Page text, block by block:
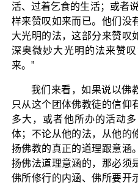
活、过着乞食的生活；或者
样来赞叹如来而已。他们没
大光明的法，这部分来赞叹
深奥微妙大光明的法来赞
来。”
我们来看，如果说以佛
只从这个团体佛教徒的信仰
多大，或者他所办的活动
体；不论从他的法，从他的
扬佛教的真正的道理跟意涵
扬佛法道理意涵的，那必须
佛所修行的内涵、佛所要开